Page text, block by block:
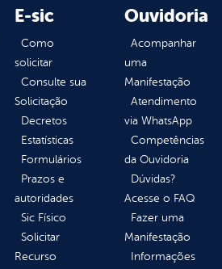
E-sic
Como
solicitar
Consulte sua
Solicitação
Decretos
Estatísticas
Formulários
Prazos e
autoridades
Sic Físico
Solicitar
Recurso
Ouvidoria
Acompanhar
uma
Manifestação
Atendimento
via WhatsApp
Competências
da Ouvidoria
Dúvidas?
Acesse o FAQ
Fazer uma
Manifestação
Informações